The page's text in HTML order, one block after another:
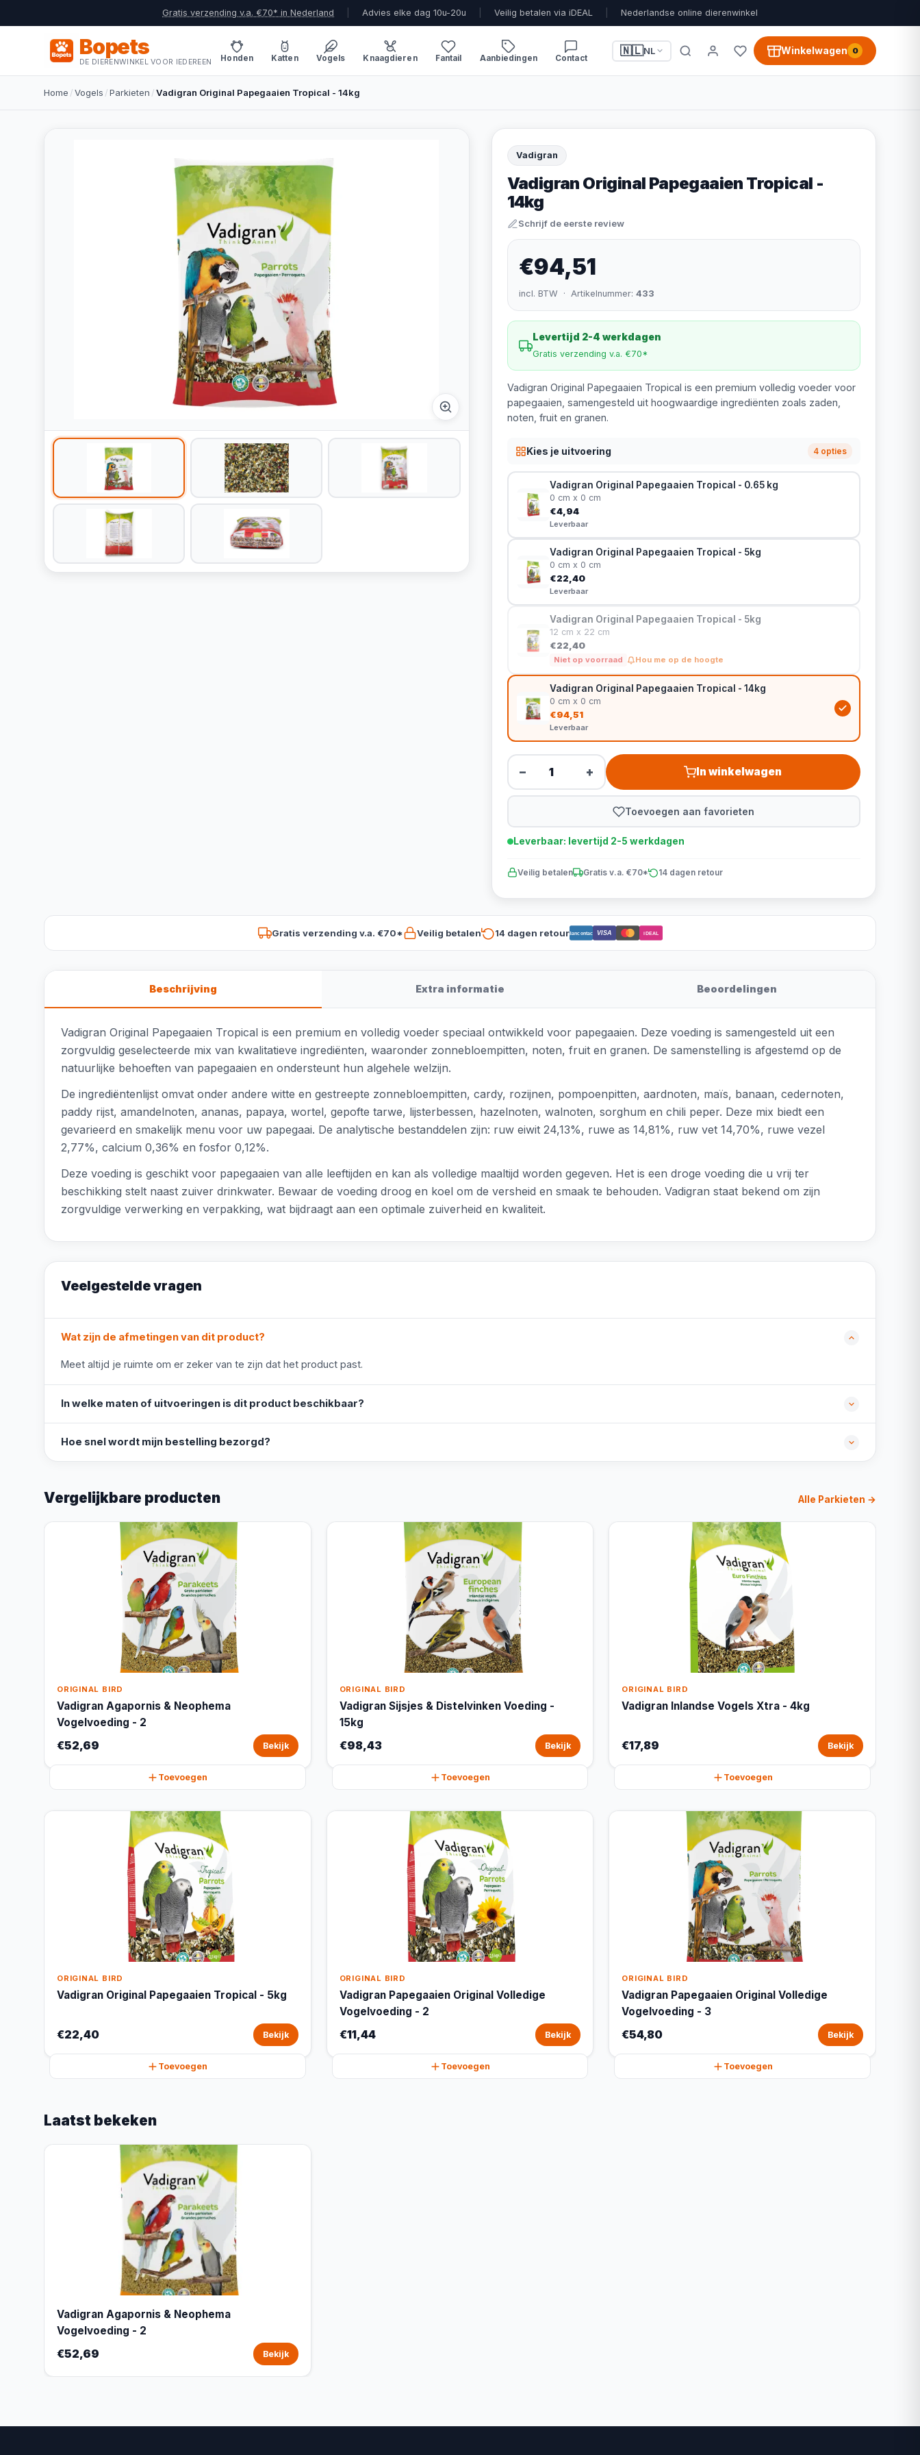
Gratis verzending v.a. €70* in Nederland Advies elke dag 10u-20u Veilig betalen via iDEAL Nederlandse online dierenwinkel
Bopets
DE DIERENWINKEL VOOR IEDEREEN Honden Katten Vogels Knaagdieren Fantail Aanbiedingen Contact
🇳🇱NL Winkelwagen 0
Home /Vogels /Parkieten /Vadigran Original Papegaaien Tropical - 14kg
Vadigran
Vadigran Original Papegaaien Tropical -
14kg
Schrijf de eerste review
€94,51
incl. BTW · Artikelnummer: 433
Levertijd 2-4 werkdagen
Gratis verzending v.a. €70*
Vadigran Original Papegaaien Tropical is een premium volledig voeder voor
papegaaien, samengesteld uit hoogwaardige ingrediënten zoals zaden,
noten, fruit en granen.
Kies je uitvoering 4 opties
Vadigran Original Papegaaien Tropical - 0.65 kg
0 cm x 0 cm
€4,94
Leverbaar
Vadigran Original Papegaaien Tropical - 5kg
0 cm x 0 cm
€22,40
Leverbaar
Vadigran Original Papegaaien Tropical - 5kg
12 cm x 22 cm
€22,40
Niet op voorraad Hou me op de hoogte
Vadigran Original Papegaaien Tropical - 14kg
0 cm x 0 cm
€94,51
Leverbaar
− + In winkelwagen
Toevoegen aan favorieten
Leverbaar: levertijd 2-5 werkdagen
Veilig betalen Gratis v.a. €70* 14 dagen retour
Gratis verzending v.a. €70* Veilig betalen 14 dagen retourBancontact VISA iDEAL
Beschrijving Extra informatie Beoordelingen
Vadigran Original Papegaaien Tropical is een premium en volledig voeder speciaal ontwikkeld voor papegaaien. Deze voeding is samengesteld uit een
zorgvuldig geselecteerde mix van kwalitatieve ingrediënten, waaronder zonnebloempitten, noten, fruit en granen. De samenstelling is afgestemd op de
natuurlijke behoeften van papegaaien en ondersteunt hun algehele welzijn.
De ingrediëntenlijst omvat onder andere witte en gestreepte zonnebloempitten, cardy, rozijnen, pompoenpitten, aardnoten, maïs, banaan, cedernoten,
paddy rijst, amandelnoten, ananas, papaya, wortel, gepofte tarwe, lijsterbessen, hazelnoten, walnoten, sorghum en chili peper. Deze mix biedt een
gevarieerd en smakelijk menu voor uw papegaai. De analytische bestanddelen zijn: ruw eiwit 24,13%, ruwe as 14,81%, ruw vet 14,70%, ruwe vezel
2,77%, calcium 0,36% en fosfor 0,12%.
Deze voeding is geschikt voor papegaaien van alle leeftijden en kan als volledige maaltijd worden gegeven. Het is een droge voeding die u vrij ter
beschikking stelt naast zuiver drinkwater. Bewaar de voeding droog en koel om de versheid en smaak te behouden. Vadigran staat bekend om zijn
zorgvuldige verwerking en verpakking, wat bijdraagt aan een optimale zuiverheid en kwaliteit.
Veelgestelde vragen
Wat zijn de afmetingen van dit product?
Meet altijd je ruimte om er zeker van te zijn dat het product past.
In welke maten of uitvoeringen is dit product beschikbaar?
Hoe snel wordt mijn bestelling bezorgd?
Vergelijkbare producten Alle Parkieten →
ORIGINAL BIRD
Vadigran Agapornis & Neophema
Vogelvoeding - 2
€52,69 Bekijk
Toevoegen
ORIGINAL BIRD
Vadigran Sijsjes & Distelvinken Voeding -
15kg
€98,43 Bekijk
Toevoegen
ORIGINAL BIRD
Vadigran Inlandse Vogels Xtra - 4kg
€17,89 Bekijk
Toevoegen
ORIGINAL BIRD
Vadigran Original Papegaaien Tropical - 5kg
€22,40 Bekijk
Toevoegen
ORIGINAL BIRD
Vadigran Papegaaien Original Volledige
Vogelvoeding - 2
€11,44 Bekijk
Toevoegen
ORIGINAL BIRD
Vadigran Papegaaien Original Volledige
Vogelvoeding - 3
€54,80 Bekijk
Toevoegen
Laatst bekeken
Vadigran Agapornis & Neophema
Vogelvoeding - 2
€52,69 Bekijk